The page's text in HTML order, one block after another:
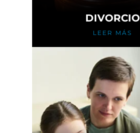
DIVORCIO
LEER MÁS